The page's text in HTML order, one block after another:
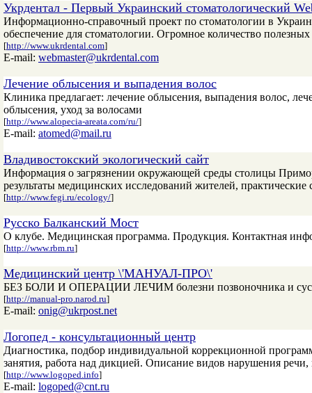
Укрдентал - Первый Украинский стоматологический
Информационно-справочный проект по стоматологии в
обеспечение для стоматологии. Огромное количество
[http://www.ukrdental.com]
E-mail: webmaster@ukrdental.com
Лечение облысения и выпадения волос
Клиника предлагает: лечение облысения, выпадения волос,
облысения, уход за волосами
[http://www.alopecia-areata.com/ru/]
E-mail: atomed@mail.ru
Владивостокский экологический сайт
Информация о загрязнении окружающей среды столицы
результаты медицинских исследований жителей,
[http://www.fegi.ru/ecology/]
Русско Балканский Мост
О клубе. Медицинская программа. Продукция. Контактная
[http://www.rbm.ru]
Медицинский центр \'МАНУАЛ-ПРО\'
БЕЗ БОЛИ И ОПЕРАЦИИ ЛЕЧИМ болезни позвоночника и
[http://manual-pro.narod.ru]
E-mail: onig@ukrpost.net
Логопед - консультационный центр
Диагностика, подбор индивидуальной коррекционной
занятия, работа над дикцией. Описание видов нарушения
[http://www.logoped.info]
E-mail: logoped@cnt.ru